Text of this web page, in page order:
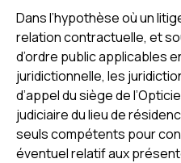
Dans l’hypothèse où un
relation contractuelle, et
d’ordre public applicables
juridictionnelle, les
d’appel du siège de
judiciaire du lieu de
seuls compétents pour
éventuel relatif aux